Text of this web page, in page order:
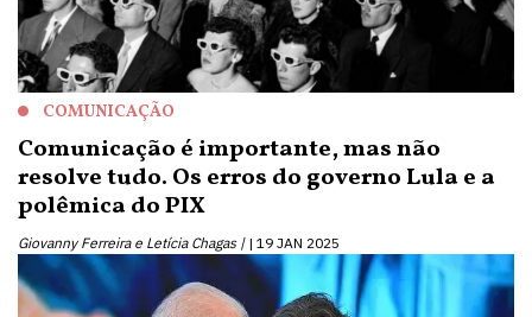
COMUNICAÇÃO
Comunicação é importante, mas não
resolve tudo. Os erros do governo Lula e a
polêmica do PIX
Giovanny Ferreira e Letícia Chagas | 19 JAN 2025